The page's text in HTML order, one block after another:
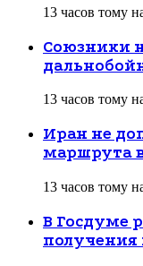
13 часов тому
Союзники
13 часов тому
Иран не
маршрута
13 часов тому
В Госдуме